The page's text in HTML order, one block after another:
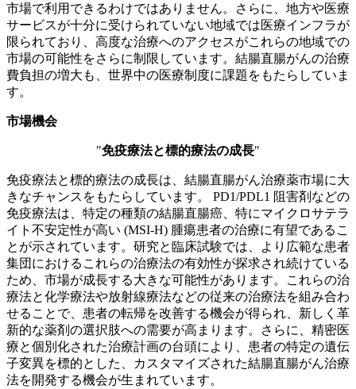
市場で利用できるわけではありません。さらに、地方や医療
サービスが十分に受けられていない地域では医療インフラが
限られており、高度な治療へのアクセスがこれらの地域での
市場の可能性をさらに制限しています。結腸直腸がんの治療
費負担の増大も、世界中の医療制度に課題をもたらしていま
す。
市場機会
"免疫療法と標的療法の成長"
免疫療法と標的療法の成長は、結腸直腸がん治療薬市場に大
きなチャンスをもたらしています。 PD1/PDL1 阻害剤などの
免疫療法は、特定の種類の結腸直腸癌、特にマイクロサテラ
イト不安定性が高い (MSI-H) 腫瘍患者の治療に有望であるこ
とが示されています。研究と臨床試験では、より広範な患者
集団におけるこれらの治療法の有効性が探求され続けている
ため、市場が成長する大きな可能性があります。これらの治
療法と化学療法や放射線療法などの従来の治療法を組み合わ
せることで、患者の転帰を改善する機会が得られ、新しく革
新的な薬剤の選択肢への需要が高まります。さらに、精密医
療と個別化された治療計画の台頭により、患者の特定の遺伝
子変異を標的とした、カスタマイズされた結腸直腸がん治療
法を開発する機会が生まれています。